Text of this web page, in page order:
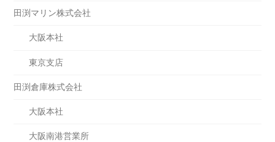
田渕マリン株式会社
大阪本社
東京支店
田渕倉庫株式会社
大阪本社
大阪南港営業所